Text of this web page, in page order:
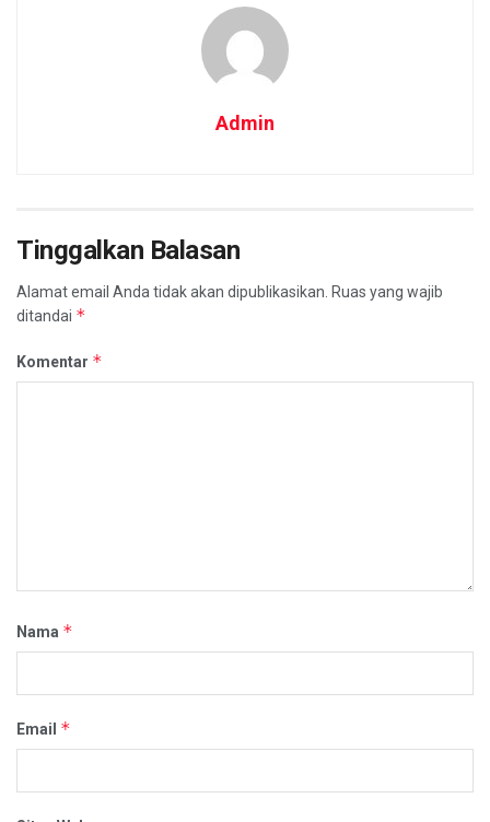
Admin
Tinggalkan Balasan
Alamat email Anda tidak akan dipublikasikan. Ruas yang wajib
ditandai *
Komentar *
Nama *
Email *